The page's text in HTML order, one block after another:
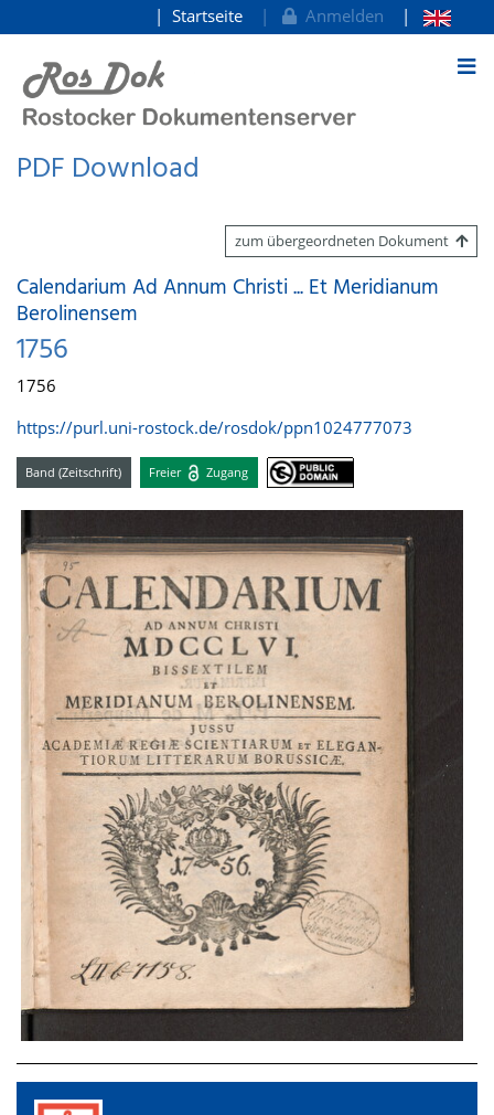
zum Inhalt
Startseite Anmelden
PDF Download
zum übergeordneten Dokument
Calendarium Ad Annum Christi ... Et Meridianum
Berolinensem
1756
1756
https://purl.uni-rostock.de/rosdok/ppn1024777073
Band (Zeitschrift) Freier Zugang